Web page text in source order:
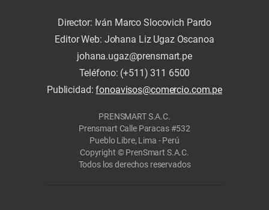
Director: Iván Marco Slocovich Pardo
Editor Web: Johana Liz Ugaz Oscanoa
johana.ugaz@prensmart.pe
Teléfono: (+511) 311 6500
Publicidad:fonoavisos@comercio.com.pe
PRENSMART S.A.C.
Prensmart Calle Paracas #532
Pueblo Libre, Lima - Perú
Copyright © PrenSmart S.A.C.
Todos los derechos reservados